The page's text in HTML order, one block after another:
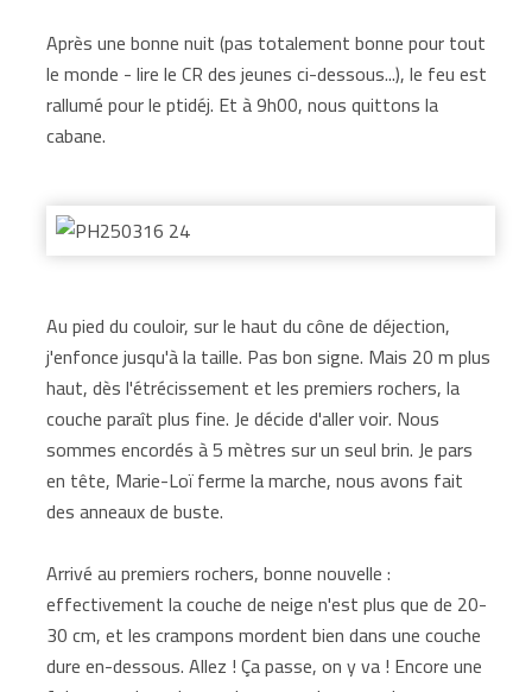
Après une bonne nuit (pas totalement bonne pour tout
le monde - lire le CR des jeunes ci-dessous...), le feu est
rallumé pour le ptidéj. Et à 9h00, nous quittons la
cabane.
Au pied du couloir, sur le haut du cône de déjection,
j'enfonce jusqu'à la taille. Pas bon signe. Mais 20 m plus
haut, dès l'étrécissement et les premiers rochers, la
couche paraît plus fine. Je décide d'aller voir. Nous
sommes encordés à 5 mètres sur un seul brin. Je pars
en tête, Marie-Loï ferme la marche, nous avons fait
des anneaux de buste.
Arrivé au premiers rochers, bonne nouvelle :
effectivement la couche de neige n'est plus que de 20-
30 cm, et les crampons mordent bien dans une couche
dure en-dessous. Allez ! Ça passe, on y va ! Encore une